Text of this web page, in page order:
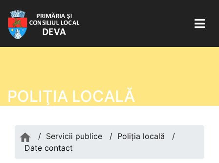
POLIŢIA LOCALĂ
/ Servicii publice / Poliţia locală
/
Date contact